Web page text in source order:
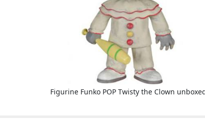
Figurine Funko POP Twisty the Clown